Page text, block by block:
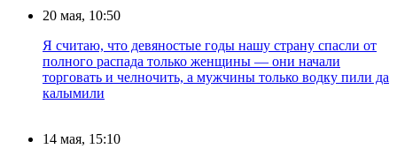
20 мая, 10:50
Я считаю, что девяностые годы нашу страну спасли от
полного распада только женщины — они начали
торговать и челночить, а мужчины только водку пили да
калымили
14 мая, 15:10